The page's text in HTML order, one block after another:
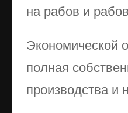
на рабов и
Экономической
полная
производства и